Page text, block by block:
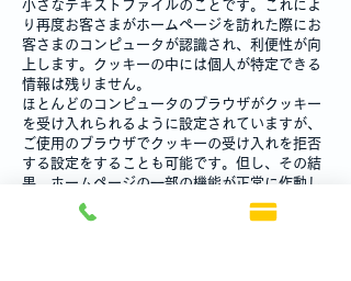
小さなテキストファイルのことです。これによ
り再度お客さまがホームページを訪れた際にお
客さまのコンピュータが認識され、利便性が向
上します。クッキーの中には個人が特定できる
情報は残りません。
ほとんどのコンピュータのブラウザがクッキー
を受け入れられるように設定されていますが、
ご使用のブラウザでクッキーの受け入れを拒否
する設定をすることも可能です。但し、その結
果、ホームページの一部の機能が正常に作動し
ない場合がありますのでご了承ください。